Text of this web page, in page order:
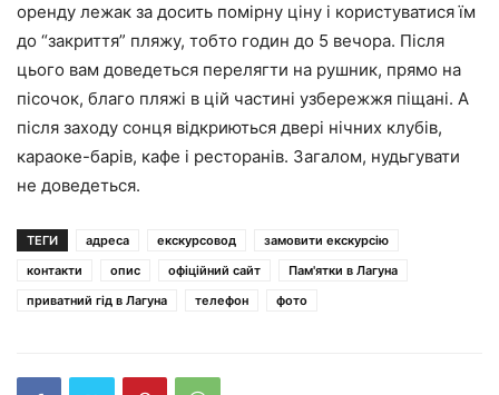
оренду лежак за досить помірну ціну і користуватися їм
до “закриття” пляжу, тобто годин до 5 вечора. Після
цього вам доведеться перелягти на рушник, прямо на
пісочок, благо пляжі в цій частині узбережжя піщані. А
після заходу сонця відкриються двері нічних клубів,
караоке-барів, кафе і ресторанів. Загалом, нудьгувати
не доведеться.
ТЕГИ адреса екскурсовод
замовити екскурсію
контакти
опис офіційний сайт
Пам'ятки в Лагуна
приватний гід в Лагуна
телефон фото